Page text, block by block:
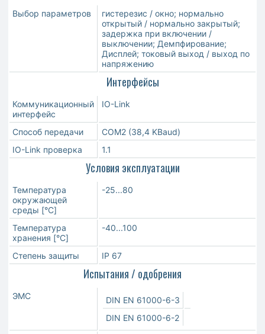
Выбор параметров
гистерезис / окно; нормально
открытый / нормально закрытый;
задержка при включении /
выключении; Демпфирование;
Дисплей; токовый выход / выход по
напряжению
Интерфейсы
Коммуникационный
интерфейс
IO-Link
Способ передачи
COM2 (38,4 KBaud)
IO-Link проверка
1.1
Условия эксплуатации
Температура
окружающей
среды [°C]
-25...80
Температура
хранения [°C]
-40...100
Степень защиты IP 67
Испытания / одобрения
ЭMC
DIN EN 61000-6-3
DIN EN 61000-6-2